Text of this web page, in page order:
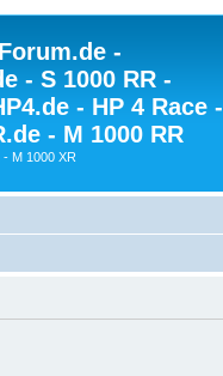
-
- S 1000 RR -
- HP 4 Race -
- M 1000 RR
M 1000 XR